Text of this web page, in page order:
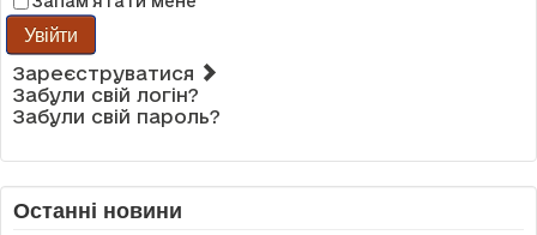
Увійти
Зареєструватися
Забули свій логін?
Забули свій пароль?
Останні новини